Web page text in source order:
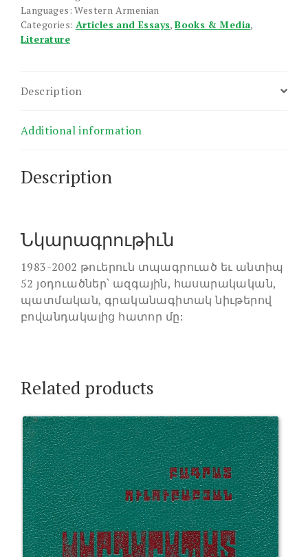
Languages: Western Armenian
Categories: Articles and Essays,Books & Media,
Literature
Description
Additional information
Description
Նկարագրութիւն
1983-2002 թուերուն տպագրուած եւ անտիպ
52 յօդուածներ՝ ազգային, հասարակական,
պատմական, գրականագիտակ նիւթերով
բովանդակալից հատոր մը:
Related products